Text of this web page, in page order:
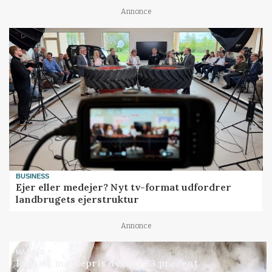
Annonce
BUSINESS
Ejer eller medejer? Nyt tv-format udfordrer
landbrugets ejerstruktur
Annonce
MARKED
Russisk mælkepris dykker 23 procent